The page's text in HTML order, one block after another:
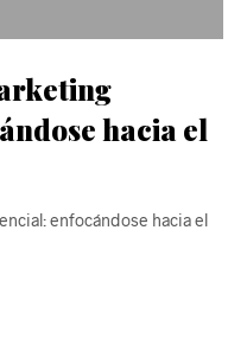
hacia el
enfocándose hacia el